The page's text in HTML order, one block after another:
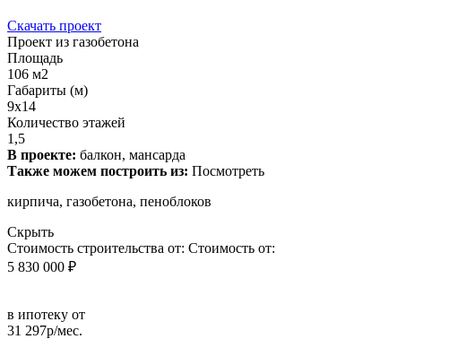
Скачать проект
Проект из газобетона
Площадь
106 м2
Габариты (м)
9х14
Количество этажей
1,5
В проекте: балкон, мансарда
Также можем построить из: Посмотреть
кирпича, газобетона, пеноблоков
Скрыть
Стоимость строительства от: Стоимость от:
5 830 000 ₽
в ипотеку от
31 297р/мес.